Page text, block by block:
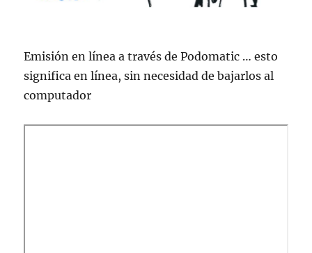
Emisión en lí­nea a través de Podomatic … esto
significa en lí­nea, sin necesidad de bajarlos al
computador